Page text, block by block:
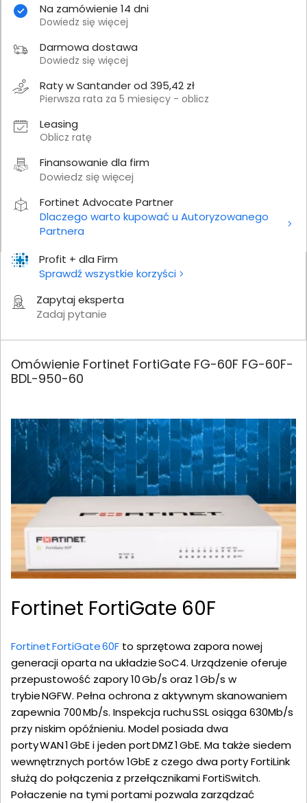
Profit + dla Firm
Sprawdź wszystkie korzyści
Zapytaj eksperta
Zadaj pytanie
Na zamówienie 14 dni
Dowiedz się więcej
Darmowa dostawa
Dowiedz się więcej
Raty w Santander od 395,42 zł
Pierwsza rata za 5 miesięcy - oblicz
Leasing
Oblicz ratę
Finansowanie dla firm
Dowiedz się więcej
Fortinet Advocate Partner
Dlaczego warto kupować u Autoryzowanego
Partnera
Omówienie Fortinet FortiGate FG-60F FG-60F-
BDL-950-60
Fortinet FortiGate 60F
Fortinet FortiGate 60F to sprzętowa zapora nowej
generacji oparta na układzie SoC4. Urządzenie oferuje
przepustowość zapory 10 Gb/s oraz 1 Gb/s w
trybie NGFW. Pełna ochrona z aktywnym skanowaniem
zapewnia 700 Mb/s. Inspekcja ruchu SSL osiąga 630Mb/s
przy niskim opóźnieniu. Model posiada dwa
porty WAN 1 GbE i jeden port DMZ 1 GbE. Ma także siedem
wewnętrznych portów 1GbE z czego dwa porty FortiLink
służą do połączenia z przełącznikami FortiSwitch.
Połaczenie na tymi portami pozwala zarządzać